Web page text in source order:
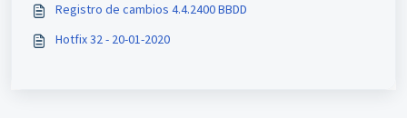
Registro de cambios 4.4.2400 BBDD
Hotfix 32 - 20-01-2020